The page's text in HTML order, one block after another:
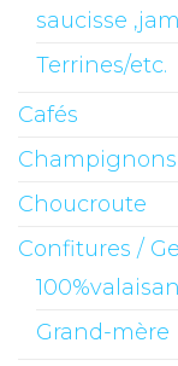
saucisse
Terrines/etc.
Cafés
Champignons
Choucroute
Confitures /
100%valaisan
Grand-mère